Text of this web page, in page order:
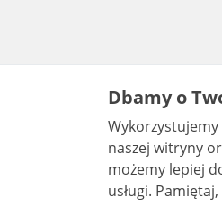
Dbamy o
naszej witryny
możemy lepiej
usługi. Pamiętaj, że informacje przechowywane w plikach cookie mogą pozwalać na